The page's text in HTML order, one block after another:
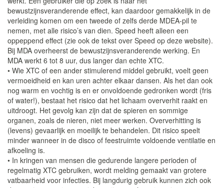
bewustzijnsveranderende effect, kan daardoor gemakkelijk in de
verleiding komen om een tweede of zelfs derde MDEA-pil te
nemen, met alle risico’s van dien. Speed heeft alleen een
oppeppend effect (zie ook de tekst over Speed op deze website).
Bij MDA overheerst de bewustzijnsveranderende werking. En
MDA werkt 6 tot 8 uur, dus langer dan echte XTC.
• Wie XTC of een ander stimulerend middel gebruikt, voelt geen
vermoeidheid en kan uren achter elkaar dansen. Als het dan ook
nog warm en vochtig is en er onvoldoende gedronken wordt (fris
of water!), bestaat het risico dat het lichaam oververhit raakt en
uitdroogt. Het gevolg kan zijn dat de spieren en sommige
organen, zoals de nieren, niet meer werken. Oververhitting is
(levens) gevaarlijk en moeilijk te behandelen. Dit risico speelt
minder wanneer in de disco of feestruimte voldoende ventilatie en
afkoeling is.
• In kringen van mensen die gedurende langere perioden of
regelmatig XTC gebruiken, wordt melding gemaakt van grotere
vatbaarheid voor infecties. Bij langdurig gebruik kunnen zich ook